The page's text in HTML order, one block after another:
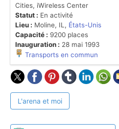
Cities, iWireless Center
Statut : En activité
Lieu : Moline, IL, États-Unis
Capacité : 9200 places
Inauguration : 28 mai 1993
Transports en commun
L'arena et moi